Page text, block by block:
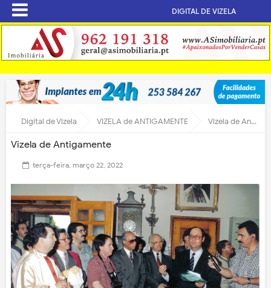
DIGITAL DE VIZELA
Digital de Vizela VIZELA de ANTIGAMENTE Vizela de Antigamente
Vizela de Antigamente
terça-feira, março 22, 2022